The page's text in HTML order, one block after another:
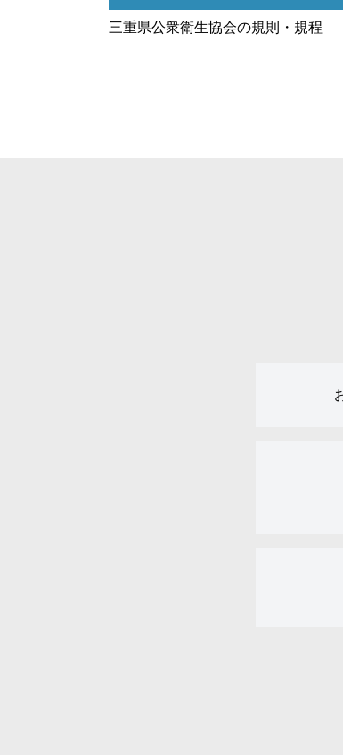
三重県公衆衛生協会の規則・規程